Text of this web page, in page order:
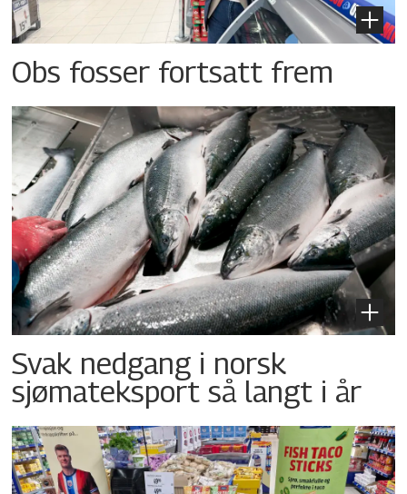
Obs fosser fortsatt frem
Svak nedgang i norsk
sjømateksport så langt i år